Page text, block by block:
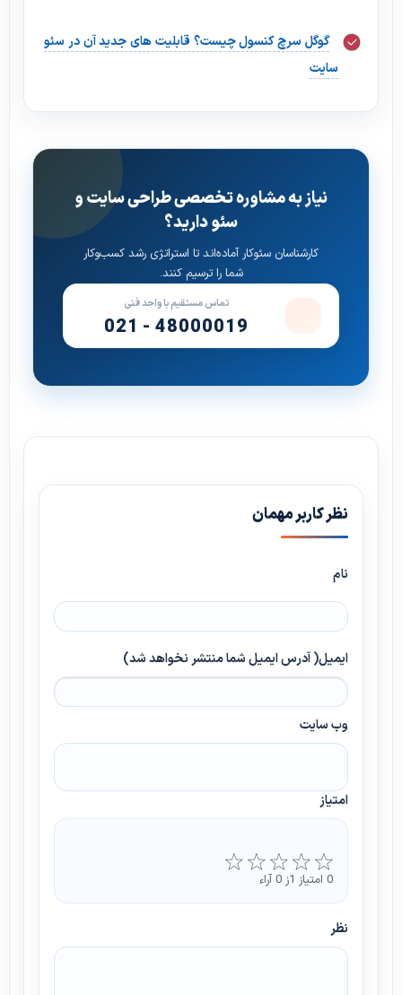
گوگل سرچ کنسول چیست؟ قابلیت های جدید آن در سئو
سایت
نیاز به مشاوره تخصصی طراحی سایت و
سئو دارید؟
کارشناسان سئوکار آماده‌اند تا استراتژی رشد کسب‌وکار
شما را ترسیم کنند.
تماس مستقیم با واحد فنی
021 - 48000019
نظر کاربر مهمان
نام
ایمیل( آدرس ایمیل شما منتشر نخواهد شد)
وب سایت
امتیاز
0 امتیاز 1ز 0 آراء
نظر